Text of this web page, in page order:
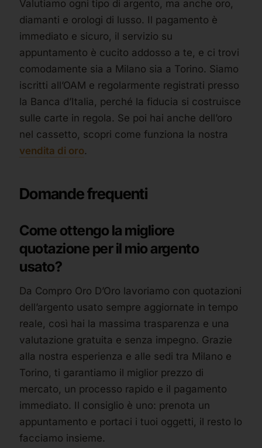
Valutiamo ogni tipo di argento, ma anche oro,
diamanti e orologi di lusso. Il pagamento è
immediato e sicuro, il servizio su
appuntamento è cucito addosso a te, e ci trovi
comodamente sia a Milano sia a Torino. Siamo
iscritti all’OAM e regolarmente registrati presso
la Banca d’Italia, perché la fiducia si costruisce
sulle carte in regola. Se poi hai anche dell’oro
nel cassetto, scopri come funziona la nostra
vendita di oro.
Domande frequenti
Come ottengo la migliore
quotazione per il mio argento
usato?
Da Compro Oro D’Oro lavoriamo con quotazioni
dell’argento usato sempre aggiornate in tempo
reale, così hai la massima trasparenza e una
valutazione gratuita e senza impegno. Grazie
alla nostra esperienza e alle sedi tra Milano e
Torino, ti garantiamo il miglior prezzo di
mercato, un processo rapido e il pagamento
immediato. Il consiglio è uno: prenota un
appuntamento e portaci i tuoi oggetti, il resto lo
facciamo insieme.